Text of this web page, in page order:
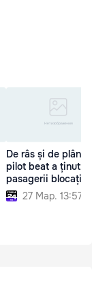
De râs și de plâns:
pilot beat a ținut
pasagerii blocați 3
27 Мар. 13:57